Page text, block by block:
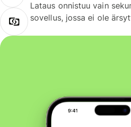
Lataus onnistuu vain
sovellus, jossa ei ole